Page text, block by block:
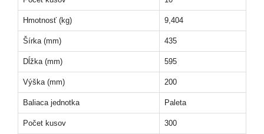
Hmotnosť (kg) 9,404
Šírka (mm) 435
Dĺžka (mm) 595
Výška (mm) 200
Baliaca jednotka Paleta
Počet kusov 300